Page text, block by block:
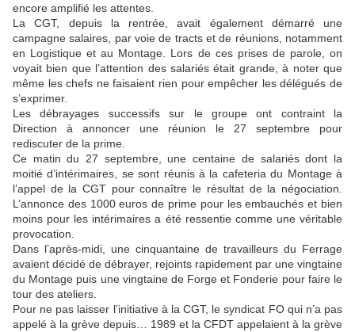
encore amplifié les attentes.
La CGT, depuis la rentrée, avait également démarré une
campagne salaires, par voie de tracts et de réunions, notamment
en Logistique et au Montage. Lors de ces prises de parole, on
voyait bien que l’attention des salariés était grande, à noter que
même les chefs ne faisaient rien pour empêcher les délégués de
s’exprimer.
Les débrayages successifs sur le groupe ont contraint la
Direction à annoncer une réunion le 27 septembre pour
rediscuter de la prime.
Ce matin du 27 septembre, une centaine de salariés dont la
moitié d’intérimaires, se sont réunis à la cafeteria du Montage à
l’appel de la CGT pour connaître le résultat de la négociation.
L’annonce des 1000 euros de prime pour les embauchés et bien
moins pour les intérimaires a été ressentie comme une véritable
provocation.
Dans l’après-midi, une cinquantaine de travailleurs du Ferrage
avaient décidé de débrayer, rejoints rapidement par une vingtaine
du Montage puis une vingtaine de Forge et Fonderie pour faire le
tour des ateliers.
Pour ne pas laisser l’initiative à la CGT, le syndicat FO qui n’a pas
appelé à la grève depuis… 1989 et la CFDT appelaient à la grève